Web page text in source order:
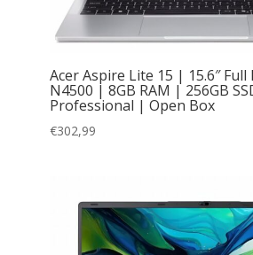
Acer Aspire Lite 15 | 15.6″
N4500 | 8GB RAM | 256GB
Professional | Open Box
€302,99